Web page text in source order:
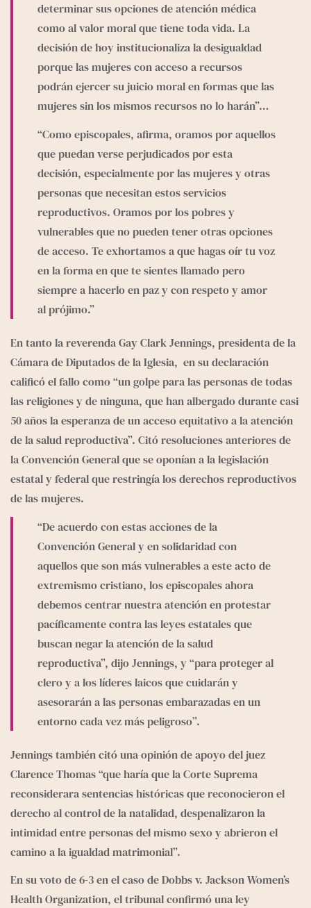
determinar sus opciones de atención médica
como al valor moral que tiene toda vida. La
decisión de hoy institucionaliza la desigualdad
porque las mujeres con acceso a recursos
podrán ejercer su juicio moral en formas que las
mujeres sin los mismos recursos no lo harán”…
“Como episcopales, afirma, oramos por aquellos
que puedan verse perjudicados por esta
decisión, especialmente por las mujeres y otras
personas que necesitan estos servicios
reproductivos. Oramos por los pobres y
vulnerables que no pueden tener otras opciones
de acceso. Te exhortamos a que hagas oír tu voz
en la forma en que te sientes llamado pero
siempre a hacerlo en paz y con respeto y amor
al prójimo.”
En tanto la reverenda Gay Clark Jennings, presidenta de la
Cámara de Diputados de la Iglesia, en su declaración
calificó el fallo como “un golpe para las personas de todas
las religiones y de ninguna, que han albergado durante casi
50 años la esperanza de un acceso equitativo a la atención
de la salud reproductiva”. Citó resoluciones anteriores de
la Convención General que se oponían a la legislación
estatal y federal que restringía los derechos reproductivos
de las mujeres.
“De acuerdo con estas acciones de la
Convención General y en solidaridad con
aquellos que son más vulnerables a este acto de
extremismo cristiano, los episcopales ahora
debemos centrar nuestra atención en protestar
pacíficamente contra las leyes estatales que
buscan negar la atención de la salud
reproductiva”, dijo Jennings, y “para proteger al
clero y a los líderes laicos que cuidarán y
asesorarán a las personas embarazadas en un
entorno cada vez más peligroso”.
Jennings también citó una opinión de apoyo del juez
Clarence Thomas “que haría que la Corte Suprema
reconsiderara sentencias históricas que reconocieron el
derecho al control de la natalidad, despenalizaron la
intimidad entre personas del mismo sexo y abrieron el
camino a la igualdad matrimonial”.
En su voto de 6-3 en el caso de Dobbs v. Jackson Women’s
Health Organization, el tribunal confirmó una ley